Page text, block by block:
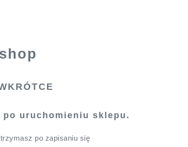
po uruchomieniu sklepu.
po zapisaniu się